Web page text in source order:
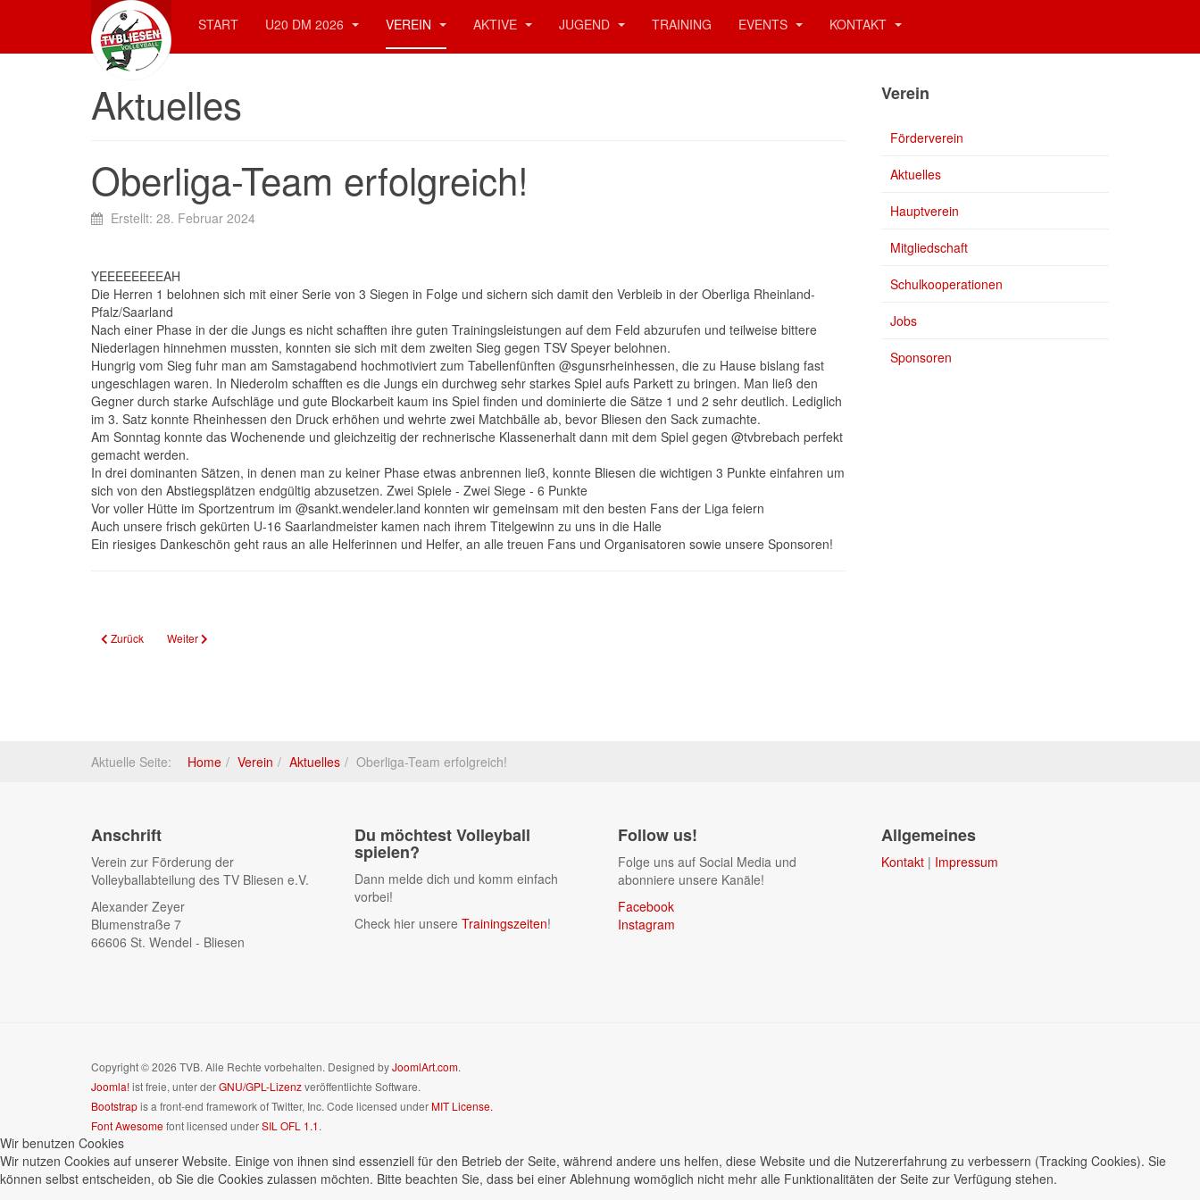
START U20 DM 2026 VEREIN AKTIVE JUGEND TRAINING EVENTS KONTAKT
Aktuelles
Oberliga-Team erfolgreich!
Erstellt: 28. Februar 2024
YEEEEEEEEAH
Die Herren 1 belohnen sich mit einer Serie von 3 Siegen in Folge und sichern sich damit den Verbleib in der Oberliga Rheinland-
Pfalz/Saarland
Nach einer Phase in der die Jungs es nicht schafften ihre guten Trainingsleistungen auf dem Feld abzurufen und teilweise bittere
Niederlagen hinnehmen mussten, konnten sie sich mit dem zweiten Sieg gegen TSV Speyer belohnen.
Hungrig vom Sieg fuhr man am Samstagabend hochmotiviert zum Tabellenfünften @sgunsrheinhessen, die zu Hause bislang fast
ungeschlagen waren. In Niederolm schafften es die Jungs ein durchweg sehr starkes Spiel aufs Parkett zu bringen. Man ließ den
Gegner durch starke Aufschläge und gute Blockarbeit kaum ins Spiel finden und dominierte die Sätze 1 und 2 sehr deutlich. Lediglich
im 3. Satz konnte Rheinhessen den Druck erhöhen und wehrte zwei Matchbälle ab, bevor Bliesen den Sack zumachte.
Am Sonntag konnte das Wochenende und gleichzeitig der rechnerische Klassenerhalt dann mit dem Spiel gegen @tvbrebach perfekt
gemacht werden.
In drei dominanten Sätzen, in denen man zu keiner Phase etwas anbrennen ließ, konnte Bliesen die wichtigen 3 Punkte einfahren um
sich von den Abstiegsplätzen endgültig abzusetzen. Zwei Spiele - Zwei Siege - 6 Punkte
Vor voller Hütte im Sportzentrum im @sankt.wendeler.land konnten wir gemeinsam mit den besten Fans der Liga feiern
Auch unsere frisch gekürten U-16 Saarlandmeister kamen nach ihrem Titelgewinn zu uns in die Halle
Ein riesiges Dankeschön geht raus an alle Helferinnen und Helfer, an alle treuen Fans und Organisatoren sowie unsere Sponsoren!
Vorheriger Beitrag: Vierter Folgesieg für den TV Bliesen!
Zurück Nächster Beitrag: Stellenausschreibung: Freiwilliges Soziales Jahr (FSJ) im Sport
Weiter
Verein
Förderverein
Aktuelles
Hauptverein
Mitgliedschaft
Schulkooperationen
Jobs
Sponsoren
Aktuelle Seite: Home Verein Aktuelles Oberliga-Team erfolgreich!
Anschrift
Verein zur Förderung der
Volleyballabteilung des TV Bliesen e.V.
Alexander Zeyer
Blumenstraße 7
66606 St. Wendel - Bliesen
Du möchtest Volleyball
spielen?
Dann melde dich und komm einfach
vorbei!
Check hier unsere Trainingszeiten!
Follow us!
Folge uns auf Social Media und
abonniere unsere Kanäle!
Facebook
Instagram
Allgemeines
Kontakt | Impressum
Copyright © 2026 TVB. Alle Rechte vorbehalten. Designed byJoomlArt.com.
Joomla!ist freie, unter derGNU/GPL-Lizenzveröffentlichte Software.
Bootstrapis a front-end framework of Twitter, Inc. Code licensed underMIT License.
Font Awesomefont licensed underSIL OFL 1.1.
Wir benutzen Cookies
Wir nutzen Cookies auf unserer Website. Einige von ihnen sind essenziell für den Betrieb der Seite, während andere uns helfen, diese Website und die Nutzererfahrung zu verbessern (Tracking Cookies). Sie
können selbst entscheiden, ob Sie die Cookies zulassen möchten. Bitte beachten Sie, dass bei einer Ablehnung womöglich nicht mehr alle Funktionalitäten der Seite zur Verfügung stehen.